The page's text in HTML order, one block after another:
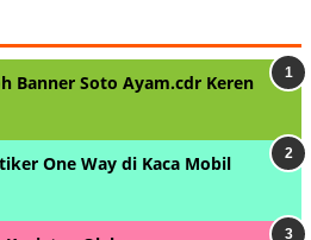
Banner Soto Ayam.cdr Keren
One Way di Kaca Mobil